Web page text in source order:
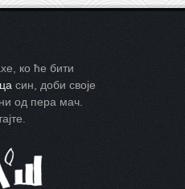
ко ће бити
син, доби своје
од пера мач.